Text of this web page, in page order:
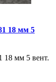
18 мм 5
18 мм 5 вент.